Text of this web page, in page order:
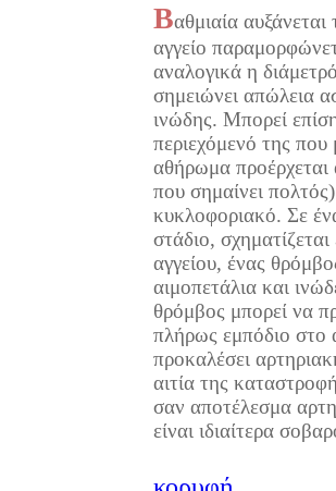
Βαθμιαία
αγγείο
αναλογικά η
σημειώνει απώλεια
ινώδης. Μπορεί
περιεχόμενό της που
αθήρωμα
που σημαίνει
κυκλοφοριακό. Σε
στάδιο,
αγγείου, ένας
αιμοπετάλια και
θρόμβος μπορεί να
πλήρως εμπόδιο στο
προκαλέσει
αιτία της
σαν αποτέλεσμα
είναι ιδιαίτερα